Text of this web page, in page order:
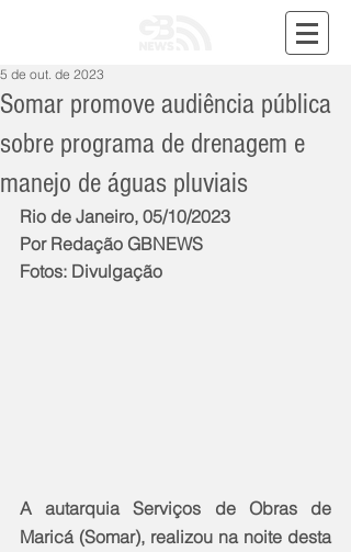
Somar promove audiência pública
sobre programa de drenagem e
manejo de águas pluviais
5 de out. de 2023
Rio de Janeiro, 05/10/2023
Por Redação GBNEWS
Fotos: Divulgação
A autarquia Serviços de Obras de
Maricá (Somar), realizou na noite desta